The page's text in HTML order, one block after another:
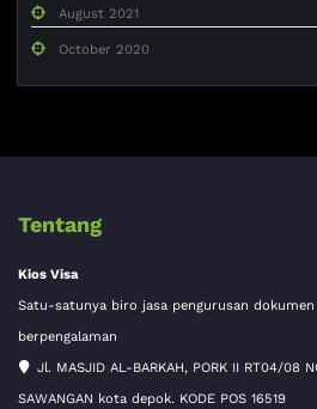
August 2021
October 2020
Tentang
Kios Visa
Satu-satunya biro jasa pengurusan
berpengalaman
Jl. MASJID AL-BARKAH, PORK II RT04/08
SAWANGAN kota depok. KODE POS 16519